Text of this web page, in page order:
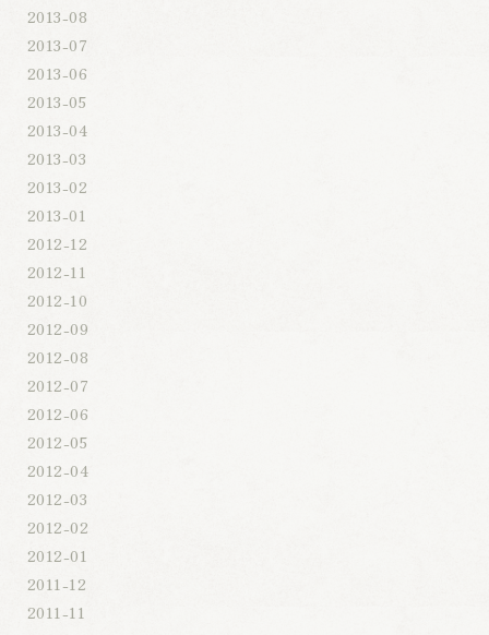
2013-08
2013-07
2013-06
2013-05
2013-04
2013-03
2013-02
2013-01
2012-12
2012-11
2012-10
2012-09
2012-08
2012-07
2012-06
2012-05
2012-04
2012-03
2012-02
2012-01
2011-12
2011-11